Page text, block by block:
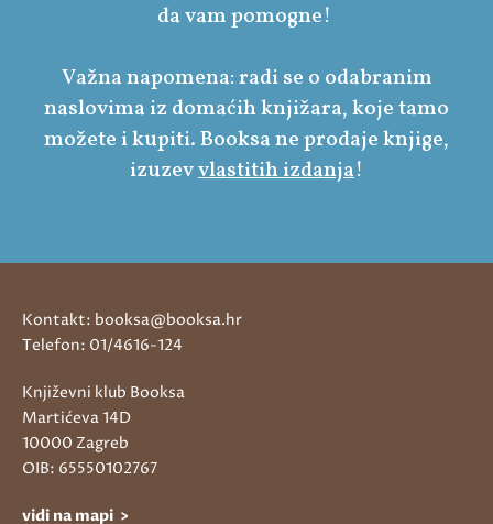
da vam pomogne!
Važna napomena: radi se o odabranim
naslovima iz domaćih knjižara, koje tamo
možete i kupiti. Booksa ne prodaje knjige,
izuzevvlastitih izdanja!
Kontakt: booksa@booksa.hr
Telefon: 01/4616-124
Književni klub Booksa
Martićeva 14D
10000 Zagreb
OIB: 65550102767
vidi na mapi >